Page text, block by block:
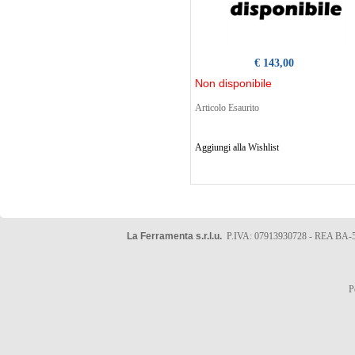
€ 143,00
Non disponibile
Articolo Esaurito
Aggiungi alla Wishlist
La Ferramenta s.r.l.u. P.IVA: 07913930728 - REA BA-